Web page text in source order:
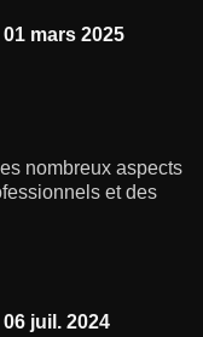
mars 2025
nombreux aspects
et des
juil. 2024